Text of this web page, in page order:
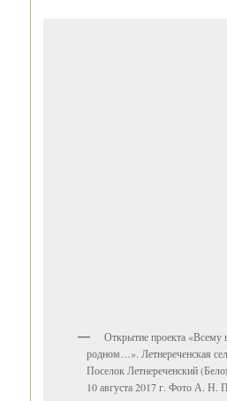
Открытие проекта «Всему
родном…». Летнереченская
Поселок Летнереченский
10 августа 2017 г. Фото А. Н.